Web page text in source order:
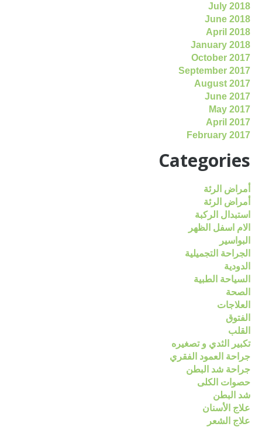
July 2018
June 2018
April 2018
January 2018
October 2017
September 2017
August 2017
June 2017
May 2017
April 2017
February 2017
Categories
أمراض الرئة
أمراض الرئة
استبدال الركبة
الام اسفل الظهر
البواسير
الجراحة التجميلية
الدودية
السياحة الطبية
الصحة
العلاجات
الفتوق
القلب
تكبير الثدي و تصغيره
جراحة العمود الفقري
جراحة شد البطن
حصوات الكلى
شد البطن
علاج الأسنان
علاج الشعر